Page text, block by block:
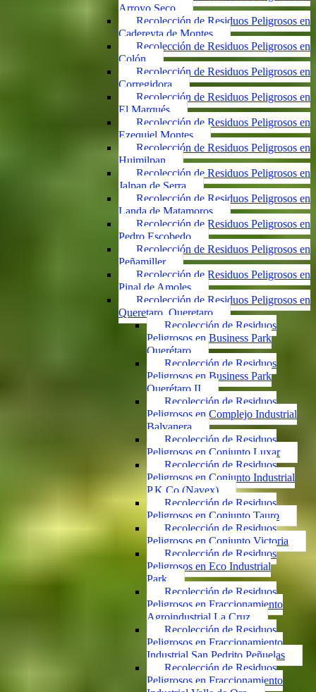
Arroyo Seco
Recolección de Residuos Peligrosos en
Cadereyta de Montes
Recolección de Residuos Peligrosos en
Colón
Recolección de Residuos Peligrosos en
Corregidora
Recolección de Residuos Peligrosos en
El Marqués
Recolección de Residuos Peligrosos en
Ezequiel Montes
Recolección de Residuos Peligrosos en
Huimilpan
Recolección de Residuos Peligrosos en
Jalpan de Serra
Recolección de Residuos Peligrosos en
Landa de Matamoros
Recolección de Residuos Peligrosos en
Pedro Escobedo
Recolección de Residuos Peligrosos en
Peñamiller
Recolección de Residuos Peligrosos en
Pinal de Amoles
Recolección de Residuos Peligrosos en
Queretaro, Queretaro
Recolección de Residuos
Peligrosos en Business Park
Querétaro
Recolección de Residuos
Peligrosos en Business Park
Querétaro II
Recolección de Residuos
Peligrosos en Complejo Industrial
Balvanera
Recolección de Residuos
Peligrosos en Conjunto Luxar
Recolección de Residuos
Peligrosos en Conjunto Industrial
P.K.Co (Navex)
Recolección de Residuos
Peligrosos en Conjunto Tauro
Recolección de Residuos
Peligrosos en Conjunto Victoria
Recolección de Residuos
Peligrosos en Eco Industrial
Park
Recolección de Residuos
Peligrosos en Fraccionamiento
Agroindustrial La Cruz
Recolección de Residuos
Peligrosos en Fraccionamiento
Industrial San Pedrito Peñuelas
Recolección de Residuos
Peligrosos en Fraccionamiento